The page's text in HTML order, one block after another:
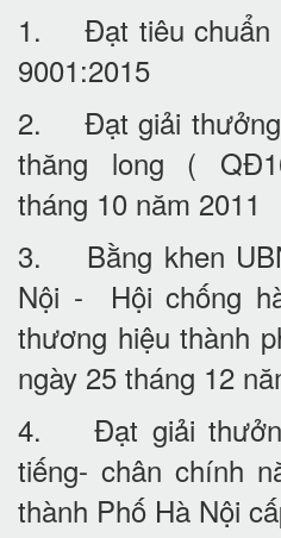
1. Đạt tiêu chuẩn
9001:2015
2. Đạt giải thưởng
thăng long (
tháng 10 năm 2011
3. Bằng khen
Nội - Hội chống
thương hiệu thành
ngày 25 tháng 12
4. Đạt giải
tiếng- chân chính
thành Phố Hà Nội